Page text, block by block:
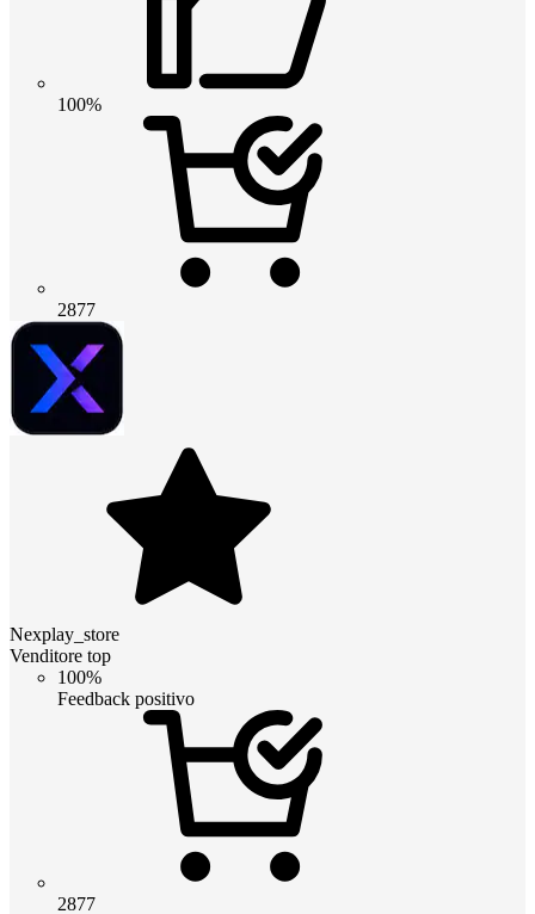
100%
2877
Nexplay_store
Venditore top
100%
Feedback positivo
2877